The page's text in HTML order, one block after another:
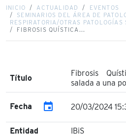
INICIO ACTUALIDAD
EVENTOS
SEMINARIOS DEL ÁREA DE
RESPIRATORIA/OTRAS PATOLOGÍAS
FIBROSIS QUÍSTICA...
Título
Fibrosis
salada a una
Fecha event 20/03/2024
Entidad IBiS